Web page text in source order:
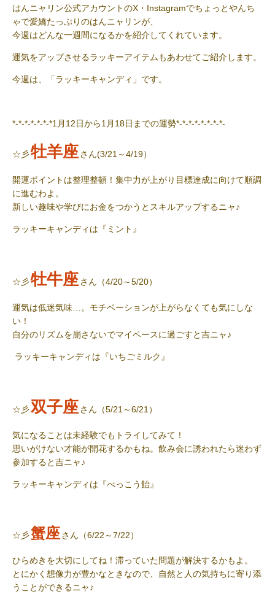
はんニャリン公式アカウントのX・Instagramでちょっとやんち
ゃで愛嬌たっぷりのはんニャリンが、
今週はどんな一週間になるかを紹介してくれています。
運気をアップさせるラッキーアイテムもあわせてご紹介します。
今週は、「ラッキーキャンディ」です。
*-*-*-*-*-*-*1月12日から1月18日までの運勢*-*-*-*-*-*-*-*-
☆彡牡羊座さん(3/21～4/19）
開運ポイントは整理整頓！集中力が上がり目標達成に向けて順調
に進むわよ。
新しい趣味や学びにお金をつかうとスキルアップするニャ♪
ラッキーキャンディ は『ミント』
☆彡牡牛座さん（4/20～5/20）
運気は低迷気味…。モチベーションが上がらなくても気にしな
い！
自分のリズムを崩さないでマイペースに過ごすと吉ニャ♪
ラッキーキャンディ は『いちごミルク』
☆彡双子座さん（5/21～6/21）
気になることは未経験でもトライしてみて！
思いがけない才能が開花するかもね。飲み会に誘われたら迷わず
参加すると吉ニャ♪
ラッキーキャンディ は『べっこう飴』
☆彡蟹座さん（6/22～7/22）
ひらめきを大切にしてね！滞っていた問題が解決するかもよ。
とにかく想像力が豊かなときなので、自然と人の気持ちに寄り添
うことができるニャ♪